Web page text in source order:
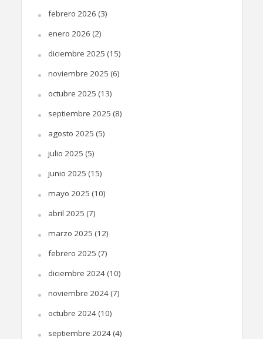
febrero 2026 (3)
enero 2026 (2)
diciembre 2025 (15)
noviembre 2025 (6)
octubre 2025 (13)
septiembre 2025 (8)
agosto 2025 (5)
julio 2025 (5)
junio 2025 (15)
mayo 2025 (10)
abril 2025 (7)
marzo 2025 (12)
febrero 2025 (7)
diciembre 2024(10)
noviembre 2024(7)
octubre 2024(10)
septiembre 2024(4)